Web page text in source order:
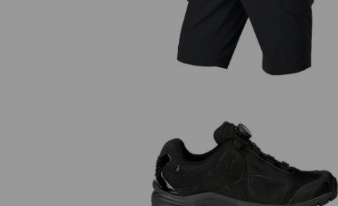
O2 Berufsschuhe e.s. Minkar II